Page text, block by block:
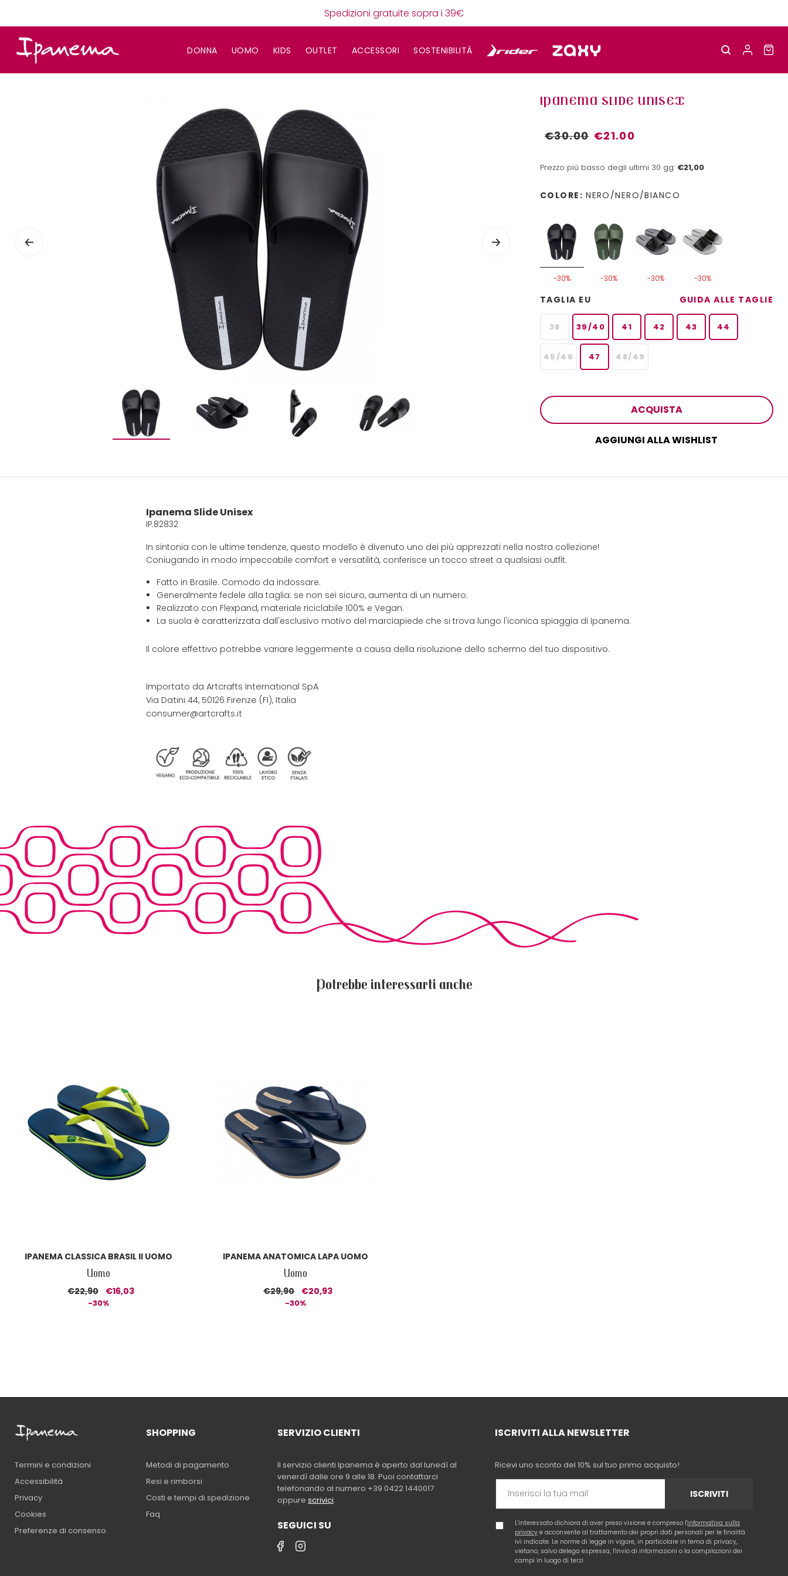
Spedizioni gratuite sopra i 39€
DONNA UOMO KIDS OUTLET ACCESSORI SOSTENIBILITÀ
IPANEMA SLIDE UNISEX
€30.00 €21.00
Prezzo più basso degli ultimi 30 gg: €21,00
COLORE: NERO/NERO/BIANCO
-30% -30% -30% -30%
TAGLIA EU GUIDA ALLE TAGLIE
38 39/40 41 42 43 44
45/46 47 48/49
ACQUISTA
AGGIUNGI ALLA WISHLIST
Ipanema Slide Unisex
IP.82832
In sintonia con le ultime tendenze, questo modello è divenuto uno dei più apprezzati nella nostra collezione!
Coniugando in modo impeccabile comfort e versatilità, conferisce un tocco street a qualsiasi outfit.
Fatto in Brasile. Comodo da indossare.
Generalmente fedele alla taglia: se non sei sicuro, aumenta di un numero.
Realizzato con Flexpand, materiale riciclabile 100% e Vegan.
La suola è caratterizzata dall'esclusivo motivo del marciapiede che si trova lungo l'iconica spiaggia di Ipanema.
Il colore effettivo potrebbe variare leggermente a causa della risoluzione dello schermo del tuo dispositivo.
Importato da Artcrafts International SpA
Via Datini 44, 50126 Firenze (FI), Italia
consumer@artcrafts.it
Potrebbe interessarti anche
IPANEMA CLASSICA BRASIL II UOMO
Uomo
€22,90 €16,03
-30%
IPANEMA ANATOMICA LAPA UOMO
Uomo
€29,90 €20,93
-30%
Termini e condizioni
Accessibilità
Privacy
Cookies
Preferenze di consenso
SHOPPING
Metodi di pagamento
Resi e rimborsi
Costi e tempi di spedizione
Faq
SERVIZIO CLIENTI
Il servizio clienti Ipanema è aperto dal lunedì al
venerdì dalle ore 9 alle 18. Puoi contattarci
telefonando al numero +39 0422 1440017
oppure scrivici.
SEGUICI SU
ISCRIVITI ALLA NEWSLETTER
Ricevi uno sconto del 10% sul tuo primo acquisto!
ISCRIVITI
L'interessato dichiara di aver preso visione e compreso l'informativa sulla
privacy e acconsente al trattamento dei propri dati personali per le finalità
ivi indicate. Le norme di legge in vigore, in particolare in tema di privacy,
vietano, salvo delega espressa, l'invio di informazioni o la compilazioni dei
campi in luogo di terzi